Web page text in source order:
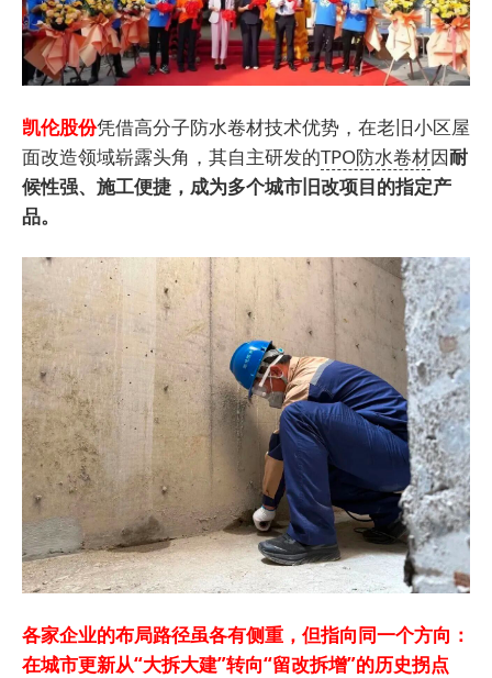
凯伦股份凭借高分子防水卷材技术优势，在老旧小区屋
面改造领域崭露头角，其自主研发的TPO防水卷材因耐
候性强、施工便捷，成为多个城市旧改项目的指定产
品。
各家企业的布局路径虽各有侧重，但指向同一个方向：
在城市更新从“大拆大建”转向“留改拆增”的历史拐点